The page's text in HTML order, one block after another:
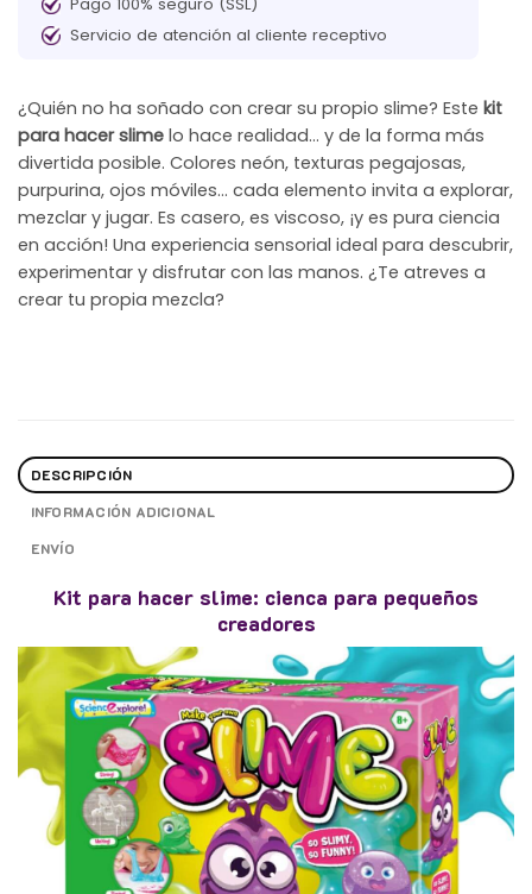
Servicio de atención al cliente receptivo
¿Quién no ha soñado con crear su propio slime? Este kit
para hacer slime lo hace realidad… y de la forma más
divertida posible. Colores neón, texturas pegajosas,
purpurina, ojos móviles… cada elemento invita a explorar,
mezclar y jugar. Es casero, es viscoso, ¡y es pura ciencia
en acción! Una experiencia sensorial ideal para descubrir,
experimentar y disfrutar con las manos. ¿Te atreves a
crear tu propia mezcla?
DESCRIPCIÓN
INFORMACIÓN ADICIONAL
ENVÍO
Kit para hacer slime: cienca para pequeños
creadores